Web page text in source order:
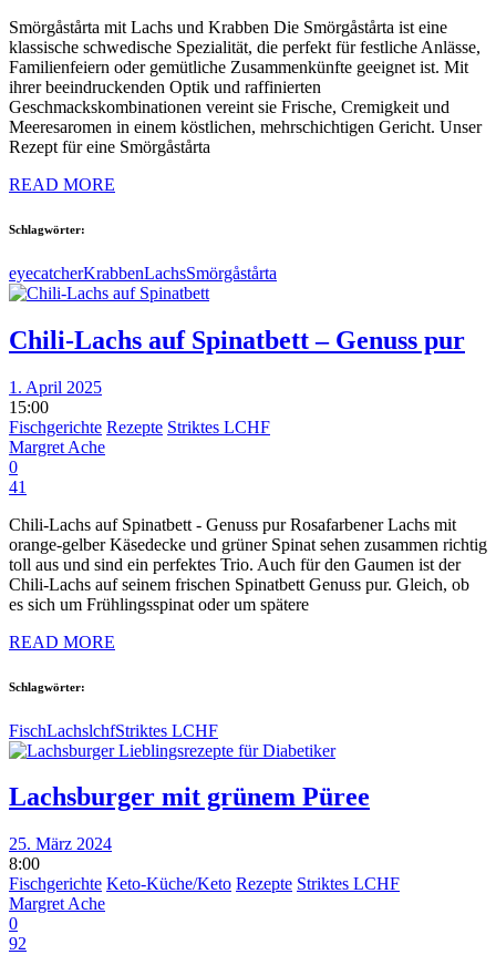
Smörgåstårta mit Lachs und Krabben Die Smörgåstårta ist eine
klassische schwedische Spezialität, die perfekt für festliche Anlässe,
Familienfeiern oder gemütliche Zusammenkünfte geeignet ist. Mit
ihrer beeindruckenden Optik und raffinierten
Geschmackskombinationen vereint sie Frische, Cremigkeit und
Meeresaromen in einem köstlichen, mehrschichtigen Gericht. Unser
Rezept für eine Smörgåstårta
READ MORE
Schlagwörter:
eyecatcherKrabbenLachsSmörgåstårta
Chili-Lachs auf Spinatbett – Genuss pur
1. April 2025
15:00
Fischgerichte Rezepte Striktes LCHF
Margret Ache
0
41
Chili-Lachs auf Spinatbett - Genuss pur Rosafarbener Lachs mit
orange-gelber Käsedecke und grüner Spinat sehen zusammen richtig
toll aus und sind ein perfektes Trio. Auch für den Gaumen ist der
Chili-Lachs auf seinem frischen Spinatbett Genuss pur. Gleich, ob
es sich um Frühlingsspinat oder um spätere
READ MORE
Schlagwörter:
FischLachslchfStriktes LCHF
Lachsburger mit grünem Püree
25. März 2024
8:00
Fischgerichte Keto-Küche/Keto Rezepte Striktes LCHF
Margret Ache
0
92